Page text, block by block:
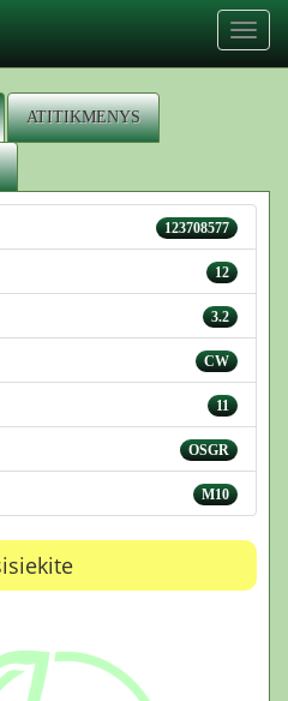
Toggle
ATITIKMENYS
123708577
12
3.2
CW
11
OSGR
M10